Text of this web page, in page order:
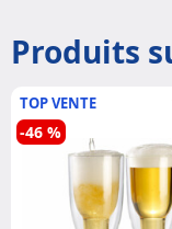
Produits
TOP VENTE
-46 %